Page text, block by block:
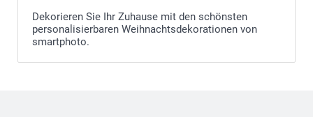
Dekorieren Sie Ihr Zuhause mit den schönsten
personalisierbaren Weihnachtsdekorationen von
smartphoto.